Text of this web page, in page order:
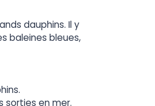
dauphins. Il y
baleines bleues,
sorties en mer.